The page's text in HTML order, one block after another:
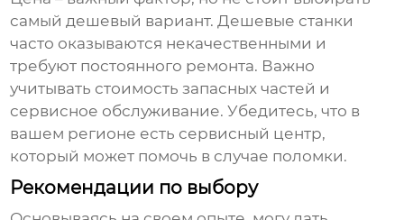
самый дешевый вариант. Дешевые станки
часто оказываются некачественными и
требуют постоянного ремонта. Важно
учитывать стоимость запасных частей и
сервисное обслуживание. Убедитесь, что в
вашем регионе есть сервисный центр,
который может помочь в случае поломки.
Рекомендации по выбору